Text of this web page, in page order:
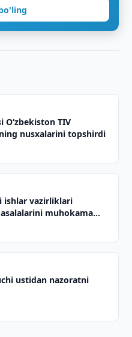
TIV
nusxalarini topshirdi
ishlar vazirliklari
muhokama
ustidan nazoratni